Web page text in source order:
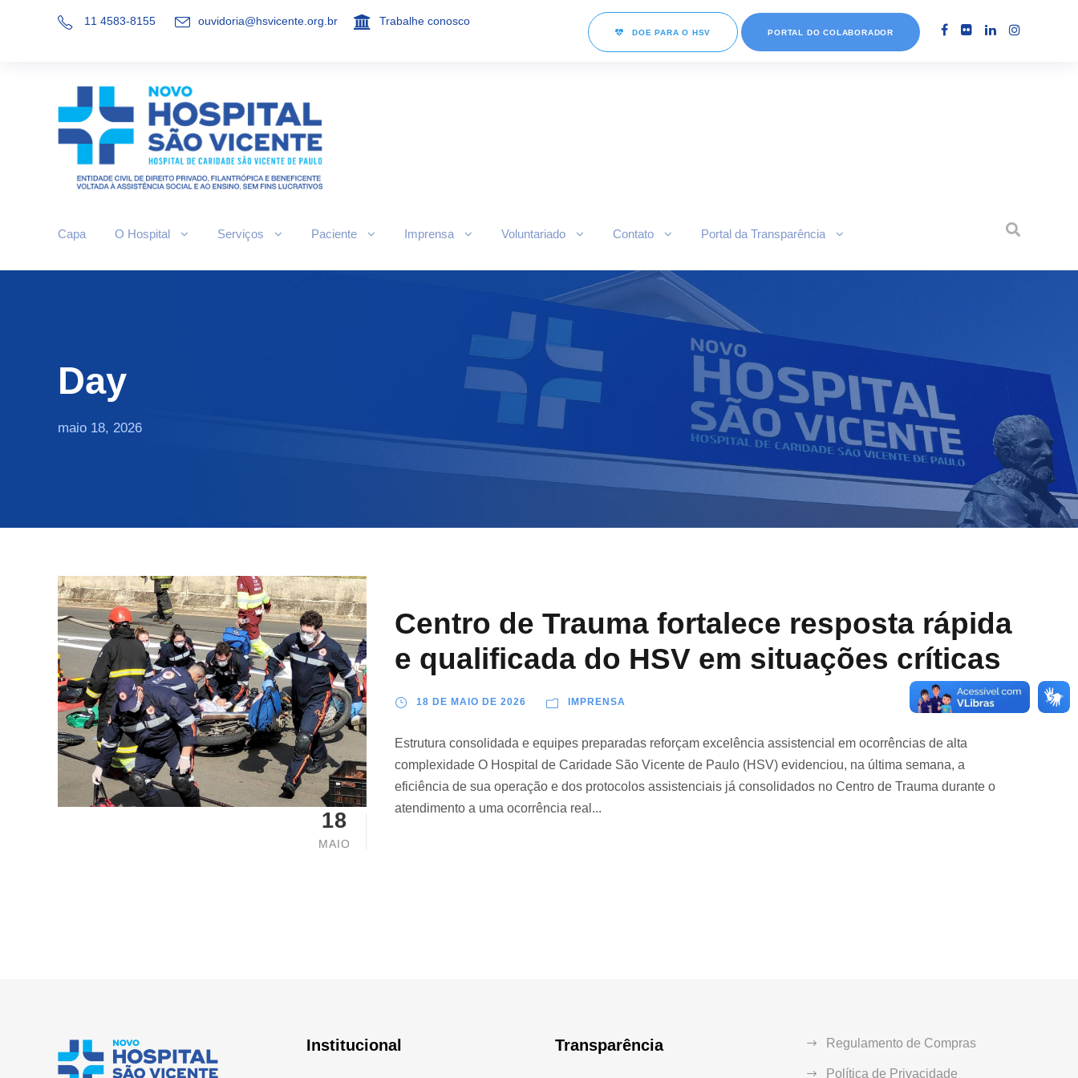
11 4583-8155 ouvidoria@hsvicente.org.br Trabalhe conosco
DOE PARA O HSV PORTAL DO COLABORADOR
Capa O Hospital Serviços Paciente Imprensa Voluntariado Contato Portal da Transparência
Day
maio 18, 2026
18
MAIO
Centro de Trauma fortalece resposta rápida
e qualificada do HSV em situações críticas
18 DE MAIO DE 2026 IMPRENSA
Estrutura consolidada e equipes preparadas reforçam excelência assistencial em ocorrências de alta
complexidade O Hospital de Caridade São Vicente de Paulo (HSV) evidenciou, na última semana, a
eficiência de sua operação e dos protocolos assistenciais já consolidados no Centro de Trauma durante o
atendimento a uma ocorrência real...
Institucional Transparência Regulamento de Compras
Política de Privacidade